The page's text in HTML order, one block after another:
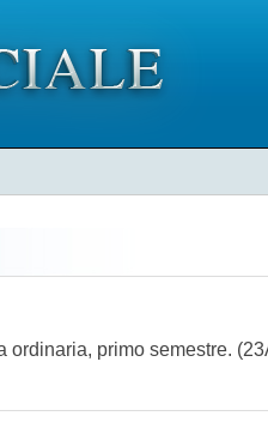
primo semestre.